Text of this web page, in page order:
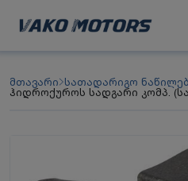
მთავარი სათადარიგო
ჰიდროქუროს სადგარი კომპ.